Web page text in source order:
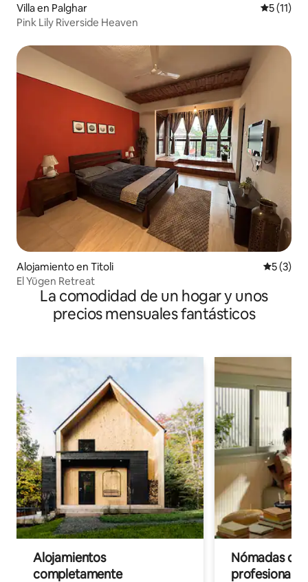
Villa en Palghar
5 (11)
Pink Lily Riverside Heaven
Alojamiento en Titoli
5 (3)
El Yūgen Retreat
La comodidad de un hogar y unos
precios mensuales fantásticos
Alojamientos
completamente
Nómadas